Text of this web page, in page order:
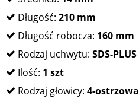
Długość: 210 mm
Długość robocza: 160 mm
Rodzaj uchwytu: SDS-PLUS
Ilość: 1 szt
Rodzaj głowicy: 4-ostrzowa